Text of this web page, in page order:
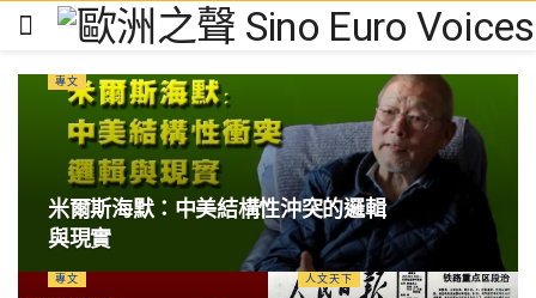
專文
米爾斯海默：中美結構性沖突的邏輯
與現實
專文 人文天下